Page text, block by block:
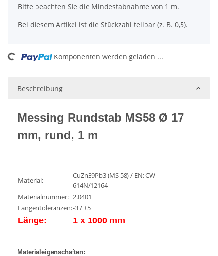
x
Bitte beachten Sie die Mindestabnahme von 1 m.
Bei diesem Artikel ist die Stückzahl teilbar (z. B. 0,5).
Loading... Komponenten werden geladen ...
Beschreibung
Messing Rundstab MS58 Ø 17
mm, rund, 1 m
Material:
CuZn39Pb3 (MS 58) / EN: CW-
614N/12164
Materialnummer: 2.0401
Längentoleranzen:-3 / +5
Länge: 1 x 1000 mm
Materialeigenschaften: